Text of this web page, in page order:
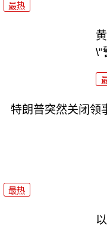
最热
\"
特朗普突然关闭领
最热